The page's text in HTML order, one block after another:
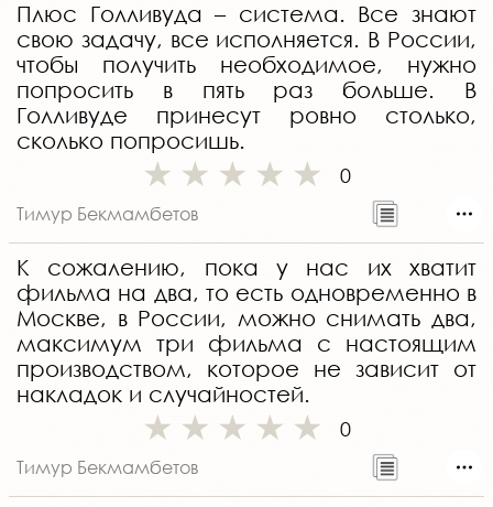
Плюс Голливуда – система. Все знают
свою задачу, все исполняется. В России,
чтобы получить необходимое, нужно
попросить в пять раз больше. В
Голливуде принесут ровно столько,
сколько попросишь.
0
Тимур Бекмамбетов
К сожалению, пока у нас их хватит
фильма на два, то есть одновременно в
Москве, в России, можно снимать два,
максимум три фильма с настоящим
производством, которое не зависит от
накладок и случайностей.
0
Тимур Бекмамбетов